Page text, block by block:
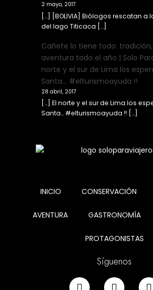
2 mayo, 2017
[…] [BOLIVIA] Biólogos rescatan a
del lago Titicaca […]
Cañete lo tiene todo:
aventura todo el año | Solo
norte y el sur de Lima los
Santa… #elturismoayuda !!
28 abril, 2017
[…] El norte y el sur de Lima los
Santa… #elturismoayuda !! […]
INICIO CONSERVACIÓN
AVENTURA GASTRONOMÍA
PROTAGONISTAS
Síguenos